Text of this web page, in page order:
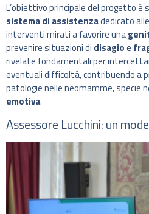
L’obiettivo principale del progetto è
sistema di assistenzadedicato alle
interventi mirati a favorire una
prevenire situazioni di disagioe
rivelate fondamentali per
eventuali difficoltà, contribuendo a
patologie nelle neomamme, specie
emotiva.
Assessore Lucchini: un